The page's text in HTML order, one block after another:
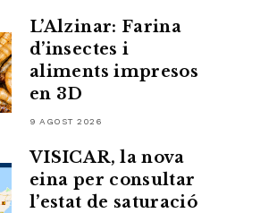
L’Alzinar: Farina
d’insectes i
aliments impresos
en 3D
9 AGOST 2026
VISICAR, la nova
eina per consultar
l’estat de saturació